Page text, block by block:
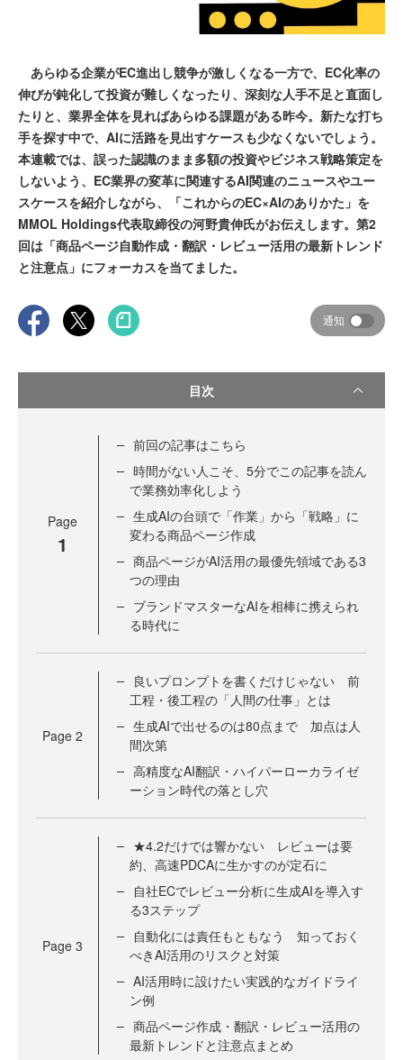
あらゆる企業がEC進出し競争が激しくなる一方で、EC化率の
伸びが鈍化して投資が難しくなったり、深刻な人手不足と直面し
たりと、業界全体を見ればあらゆる課題がある昨今。新たな打ち
手を探す中で、AIに活路を見出すケースも少なくないでしょう。
本連載では、誤った認識のまま多額の投資やビジネス戦略策定を
しないよう、EC業界の変革に関連するAI関連のニュースやユー
スケースを紹介しながら、「これからのEC×AIのありかた」を
MMOL Holdings代表取締役の河野貴伸氏がお伝えします。第2
回は「商品ページ自動作成・翻訳・レビュー活用の最新トレンド
と注意点」にフォーカスを当てました。
通知
目次
Page
1
前回の記事はこちら
時間がない人こそ、5分でこの記事を読ん
で業務効率化しよう
生成AIの台頭で「作業」から「戦略」に
変わる商品ページ作成
商品ページがAI活用の最優先領域である3
つの理由
ブランドマスターなAIを相棒に携えられ
る時代に
Page 2
良いプロンプトを書くだけじゃない 前
工程・後工程の「人間の仕事」とは
生成AIで出せるのは80点まで 加点は人
間次第
高精度なAI翻訳・ハイパーローカライゼ
ーション時代の落とし穴
Page 3
★4.2だけでは響かない レビューは要
約、高速PDCAに生かすのが定石に
自社ECでレビュー分析に生成AIを導入す
る3ステップ
自動化には責任もともなう 知っておく
べきAI活用のリスクと対策
AI活用時に設けたい実践的なガイドライ
ン例
商品ページ作成・翻訳・レビュー活用の
最新トレンドと注意点まとめ